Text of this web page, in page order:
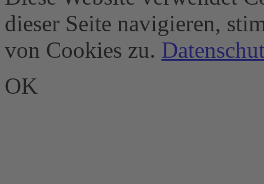
dieser Seite navigieren,
von Cookies zu.
OK